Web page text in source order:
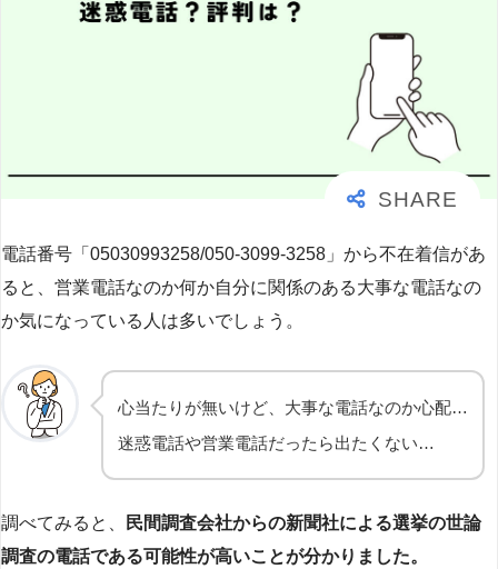
電話番号「05030993258/050-3099-3258」から不在着信があ
ると、営業電話なのか何か自分に関係のある大事な電話なの
か気になっている人は多いでしょう。
心当たりが無いけど、大事な電話なのか心配…
迷惑電話や営業電話だったら出たくない…
調べてみると、
民間調査会社からの新聞社による選挙の世論
調査の電話である可能性が高いことが分かりました。